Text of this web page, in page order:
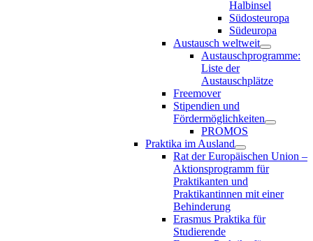
Halbinsel
Südosteuropa
Südeuropa
Austausch weltweit
Austauschprogramme:
Liste der
Austauschplätze
Freemover
Stipendien und
Fördermöglichkeiten
PROMOS
Praktika im Ausland
Rat der Europäischen Union –
Aktionsprogramm für
Praktikanten und
Praktikantinnen mit einer
Behinderung
Erasmus Praktika für
Studierende